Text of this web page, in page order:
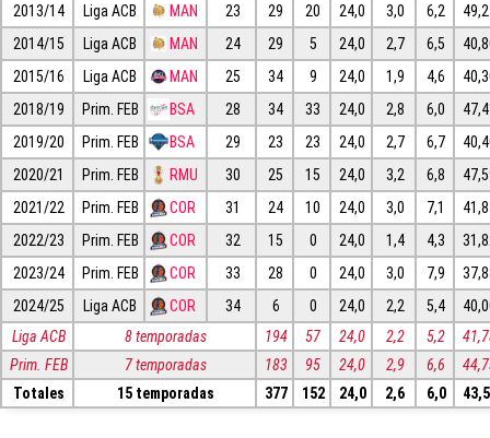
2013/14
Liga ACB MAN 23 29 20 24,0 3,0 6,2
2014/15
Liga ACB MAN 24 29 5 24,0 2,7 6,5
2015/16
Liga ACB MAN 25 34 9 24,0 1,9 4,6
2018/19
Prim. FEB BSA 28 34 33 24,0 2,8 6,0
2019/20
Prim. FEB BSA 29 23 23 24,0 2,7 6,7
2020/21
Prim. FEB RMU 30 25 15 24,0 3,2 6,8
2021/22
Prim. FEB COR 31 24 10 24,0 3,0 7,1
2022/23
Prim. FEB COR 32 15 0 24,0 1,4 4,3
2023/24
Prim. FEB COR 33 28 0 24,0 3,0 7,9
2024/25
Liga ACB COR 34 6 0 24,0 2,2 5,4
Liga ACB
8 temporadas 194 57 24,0 2,2 5,2
Prim. FEB
7 temporadas 183 95 24,0 2,9 6,6
Totales
15 temporadas 377 152 24,0 2,6 6,0